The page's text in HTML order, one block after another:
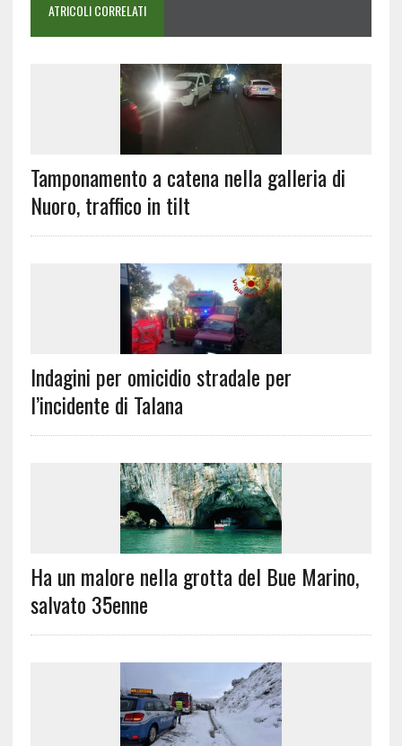
ATRICOLI CORRELATI
Tamponamento a catena nella galleria di
Nuoro, traffico in tilt
Indagini per omicidio stradale per
l’incidente di Talana
Ha un malore nella grotta del Bue Marino,
salvato 35enne